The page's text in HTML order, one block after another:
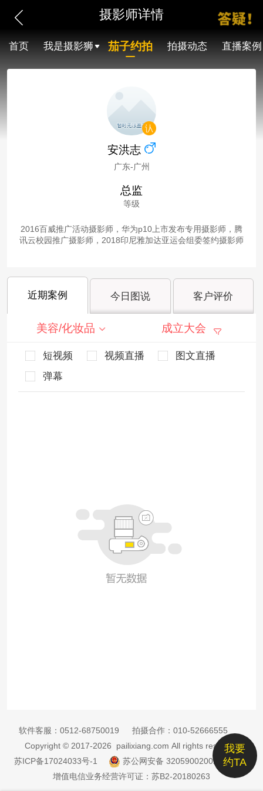
摄影师详情
首页 我是摄影狮 茄子约拍 拍摄动态 直播案例
安洪志
广东-广州
总监
等级
2016百威推广活动摄影师，华为p10上市发布专用摄影师，腾
讯云校园推广摄影师，2018印尼雅加达亚运会组委签约摄影师
近期案例 今日图说 客户评价
美容/化妆品 成立大会
短视频 视频直播
图文直播
弹幕
我要
约TA
软件客服： 0512-68750019 拍摄合作： 010-52666555
Copyright © 2017-2026 pailixiang.com All rights reserved
苏ICP备17024033号-1
苏公网安备 32059002002885号
增值电信业务经营许可证：苏B2-20180263